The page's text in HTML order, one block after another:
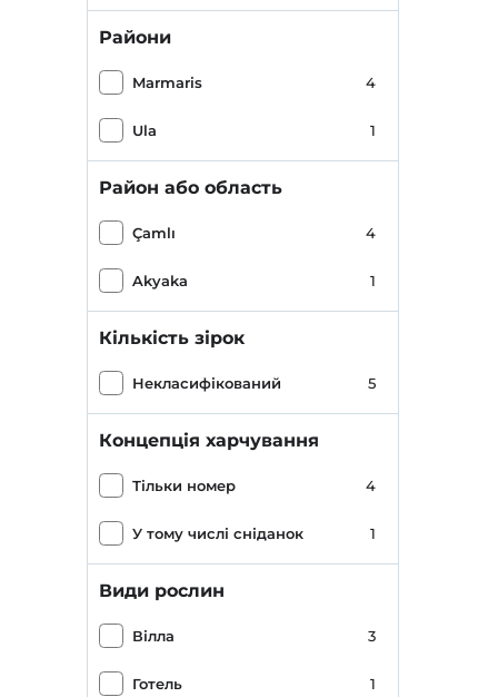
Райони
Marmaris 4
Ula 1
Район або область
Çamlı 4
Akyaka 1
Кількість зірок
Некласифікований 5
Концепція харчування
Тільки номер 4
У тому числі сніданок 1
Види рослин
Вілла 3
Готель 1